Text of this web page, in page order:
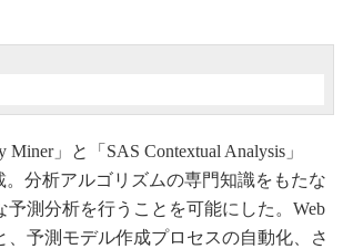
」と「SAS Contextual Analysis」
分析アルゴリズムの専門知識をもたな
測分析を行うことを可能にした。Web
予測モデル作成プロセスの自動化、さ